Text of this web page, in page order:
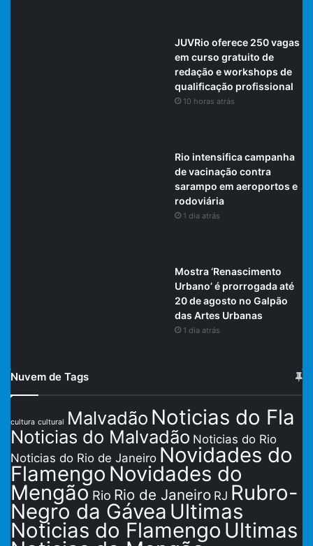
JUVRio oferece 250 vagas
em curso gratuito de
redação e workshops de
qualificação profissional
10 horas atrás
Rio intensifica campanha
de vacinação contra
sarampo em aeroportos e
rodoviária
1 dia atrás
Mostra ‘Renascimento
Urbano’ é prorrogada até
20 de agosto no Galpão
das Artes Urbanas
1 dia atrás
Nuvem de Tags
cultura cultural Malvadão Noticias do Fla
Noticias do Malvadão Noticias do Rio
Noticias do Rio de Janeiro Novidades do
Flamengo Novidades do
Mengão Rio Rio de Janeiro RJ Rubro-
Negro da Gávea Ultimas
Noticias do Flamengo Ultimas